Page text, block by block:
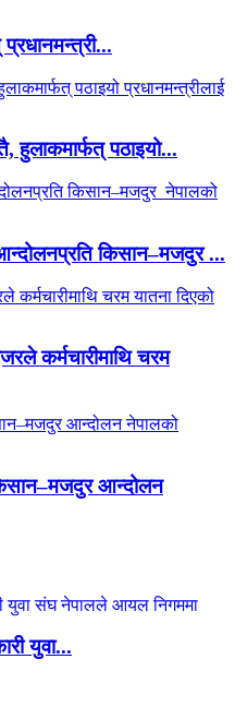
पठाइयो...
आन्दोलनप्रति किसान–मजदुर ...
कर्मचारीमाथि चरम
आन्दोलन
युवा...